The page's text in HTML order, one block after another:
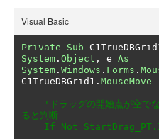
Visual Basic
Private Sub
System . Object , e As
System . Windows . Forms .
C1TrueDBGrid1 . MouseMove
'ドラッグの開始点が空で
ると判断